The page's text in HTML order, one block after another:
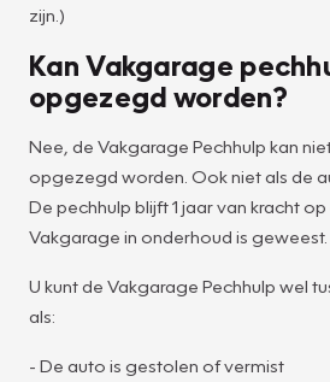
zijn.)
Kan Vakgarage
opgezegd worden?
Nee, de Vakgarage Pechhulp kan
opgezegd worden. Ook niet als de
De pechhulp blijft 1 jaar van kracht
Vakgarage in onderhoud is geweest.
U kunt de Vakgarage Pechhulp wel
als:
- De auto is gestolen of vermist